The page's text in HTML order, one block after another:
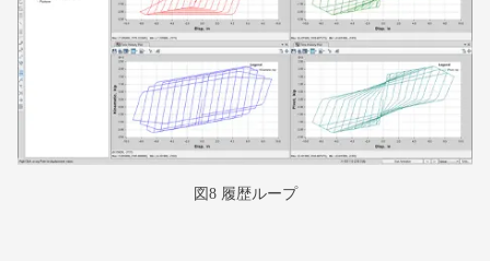
図8 履歴ループ